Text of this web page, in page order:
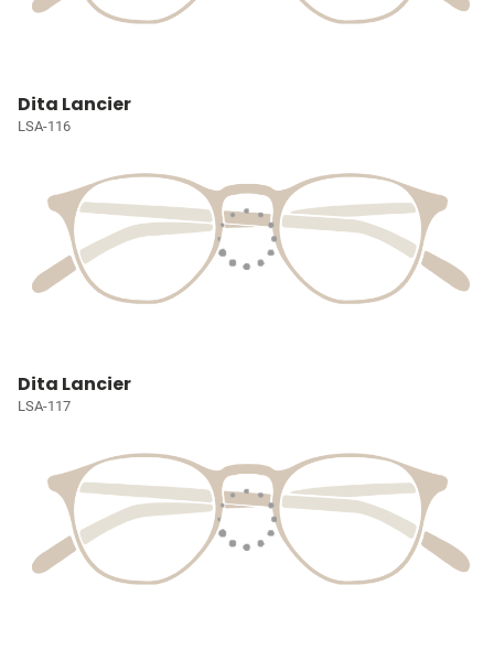
Dita Lancier
LSA-116
Dita Lancier
LSA-117